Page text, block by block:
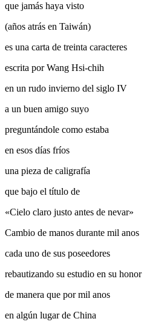
que jamás haya visto
(años atrás en Taiwán)
es una carta de treinta caracteres
escrita por Wang Hsi-chih
en un rudo invierno del siglo IV
a un buen amigo suyo
preguntándole como estaba
en esos días fríos
una pieza de caligrafía
que bajo el título de
«Cielo claro justo antes de nevar»
Cambio de manos durante mil anos
cada uno de sus poseedores
rebautizando su estudio en su honor
de manera que por mil anos
en algún lugar de China